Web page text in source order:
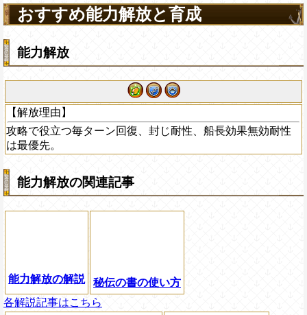
おすすめ能力解放と育成
能力解放
【解放理由】
攻略で役立つ毎ターン回復、封じ耐性、船長効果無効耐性
は最優先。
能力解放の関連記事
能力解放の解説
秘伝の書の使い方
各解説記事はこちら